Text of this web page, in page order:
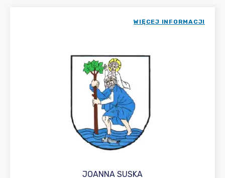
JOANNA SUSKA
WIĘCEJ INFORMACJI